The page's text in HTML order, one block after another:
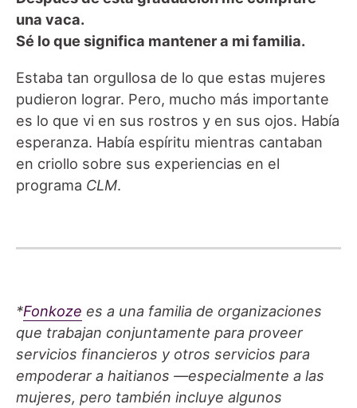
una vaca.
Sé lo que significa mantener a mi familia.
Estaba tan orgullosa de lo que estas mujeres
pudieron lograr. Pero, mucho más importante
es lo que vi en sus rostros y en sus ojos. Había
esperanza. Había espíritu mientras cantaban
en criollo sobre sus experiencias en el
programa CLM.
*Fonkoze es a una familia de organizaciones
que trabajan conjuntamente para proveer
servicios financieros y otros servicios para
empoderar a haitianos —especialmente a las
mujeres, pero también incluye algunos